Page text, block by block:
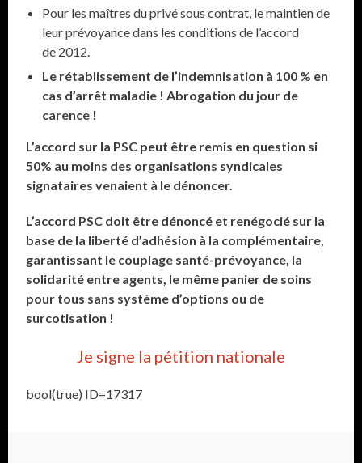
Pour les maîtres du privé sous contrat, le maintien de
leur prévoyance dans les conditions de l’accord
de 2012.
Le rétablissement de l’indemnisation à 100 % en
cas d’arrêt maladie ! Abrogation du jour de
carence !
L’accord sur la PSC peut être remis en question si
50% au moins des organisations syndicales
signataires venaient à le dénoncer.
L’accord PSC doit être dénoncé et renégocié sur la
base de la liberté d’adhésion à la complémentaire,
garantissant le couplage santé-prévoyance, la
solidarité entre agents, le même panier de soins
pour tous sans système d’options ou de
surcotisation !
Je signe la pétition nationale
bool(true) ID=17317